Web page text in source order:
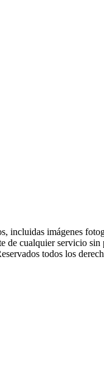
incluidas imágenes
cualquier servicio
todos los